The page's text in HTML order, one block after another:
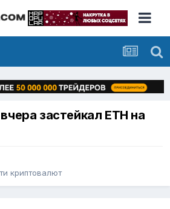
застейкал ETH на
криптовалют